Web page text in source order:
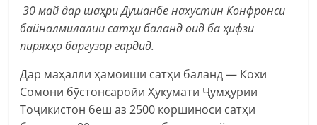
30 май дар шаҳри Душанбе нахустин Конфронси
байналмилалии сатҳи баланд оид ба ҳифзи
пиряхҳо баргузор гардид.
Дар маҳалли ҳамоиши сатҳи баланд — Кохи
Сомони бӯстонсаройи Ҳукумати Ҷумҳурии
Тоҷикистон беш аз 2500 коршиноси сатҳи